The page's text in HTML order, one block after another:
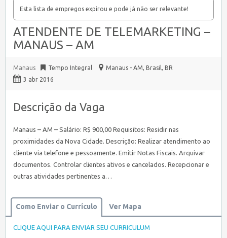
Esta lista de empregos expirou e pode já não ser relevante!
ATENDENTE DE TELEMARKETING –
MANAUS – AM
Manaus Tempo Integral Manaus - AM, Brasil, BR
3 abr 2016
Descrição da Vaga
Manaus – AM – Salário: R$ 900,00 Requisitos: Residir nas
proximidades da Nova Cidade. Descrição: Realizar atendimento ao
cliente via telefone e pessoamente. Emitir Notas Fiscais. Arquivar
documentos. Controlar clientes ativos e cancelados. Recepcionar e
outras atividades pertinentes a…
Como Enviar o Currículo Ver Mapa
CLIQUE AQUI PARA ENVIAR SEU CURRICULUM